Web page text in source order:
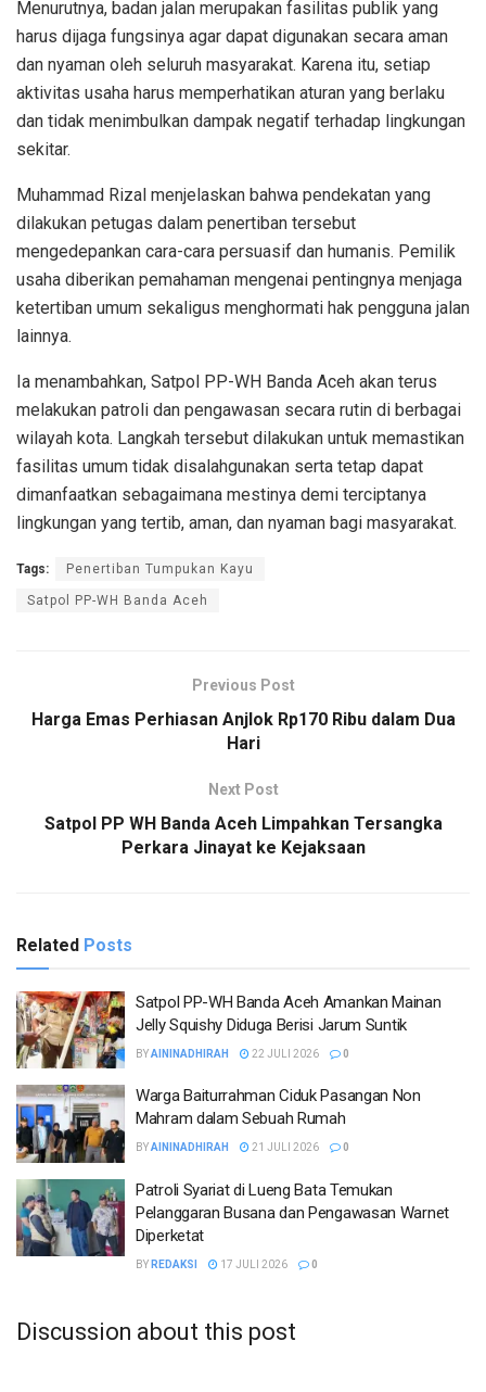
Menurutnya, badan jalan merupakan fasilitas publik yang
harus dijaga fungsinya agar dapat digunakan secara aman
dan nyaman oleh seluruh masyarakat. Karena itu, setiap
aktivitas usaha harus memperhatikan aturan yang berlaku
dan tidak menimbulkan dampak negatif terhadap lingkungan
sekitar.
Muhammad Rizal menjelaskan bahwa pendekatan yang
dilakukan petugas dalam penertiban tersebut
mengedepankan cara-cara persuasif dan humanis. Pemilik
usaha diberikan pemahaman mengenai pentingnya menjaga
ketertiban umum sekaligus menghormati hak pengguna jalan
lainnya.
Ia menambahkan, Satpol PP-WH Banda Aceh akan terus
melakukan patroli dan pengawasan secara rutin di berbagai
wilayah kota. Langkah tersebut dilakukan untuk memastikan
fasilitas umum tidak disalahgunakan serta tetap dapat
dimanfaatkan sebagaimana mestinya demi terciptanya
lingkungan yang tertib, aman, dan nyaman bagi masyarakat.
Tags: Penertiban Tumpukan Kayu
Satpol PP-WH Banda Aceh
Previous Post
Harga Emas Perhiasan Anjlok Rp170 Ribu dalam Dua
Hari
Next Post
Satpol PP WH Banda Aceh Limpahkan Tersangka
Perkara Jinayat ke Kejaksaan
Related Posts
Satpol PP-WH Banda Aceh Amankan Mainan
Jelly Squishy Diduga Berisi Jarum Suntik
BYAININADHIRAH 22 JULI 2026 0
Warga Baiturrahman Ciduk Pasangan Non
Mahram dalam Sebuah Rumah
BYAININADHIRAH 21 JULI 2026 0
Patroli Syariat di Lueng Bata Temukan
Pelanggaran Busana dan Pengawasan Warnet
Diperketat
BY REDAKSI 17 JULI 2026 0
Discussion about this post